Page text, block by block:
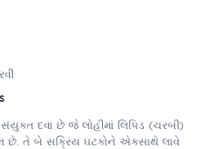
દવા છે જે લોહીમાં લિપિડ (ચરબી)
છે. તે બે સક્રિય ઘટકોને એકસાથે લાવે